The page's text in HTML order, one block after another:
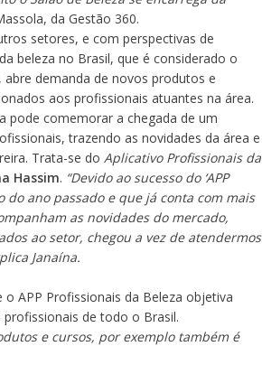
da Gestão 360.
setores, e com perspectivas de
beleza no Brasil, que é considerado o
demanda de novos produtos e
aos profissionais atuantes na área.
pode comemorar a chegada de um
trazendo as novidades da área e
Trata-se do Aplicativo Profissionais da
Hassim. “Devido ao sucesso do ‘APP
do ano passado e que já conta com mais
as novidades do mercado,
ao setor, chegou a vez de atendermos
Janaína.
APP Profissionais da Beleza objetiva
de todo o Brasil.
e cursos, por exemplo também é